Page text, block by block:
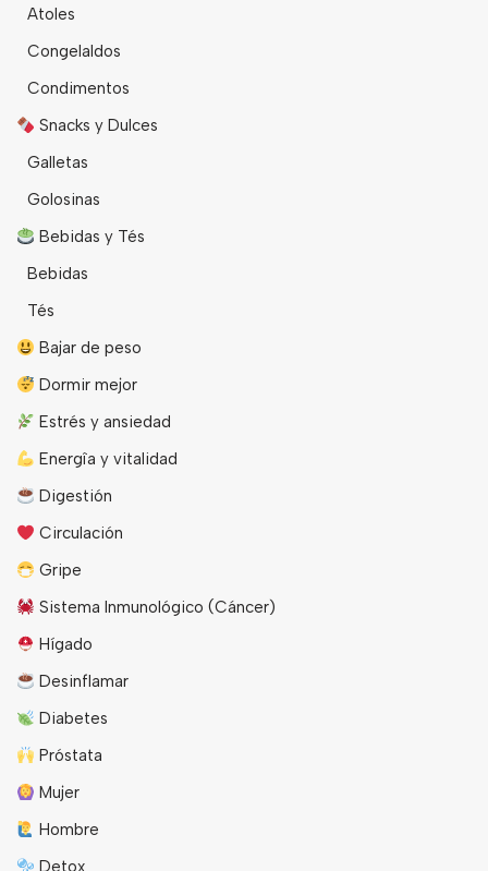
Atoles
Congelaldos
Condimentos
Snacks y Dulces
Galletas
Golosinas
Bebidas y Tés
Bebidas
Tés
Bajar de peso
Dormir mejor
Estrés y ansiedad
Energîa y vitalidad
Digestión
Circulación
Gripe
Sistema Inmunológico (Cáncer)
Hígado
Desinflamar
Diabetes
Próstata
Mujer
Hombre
Detox